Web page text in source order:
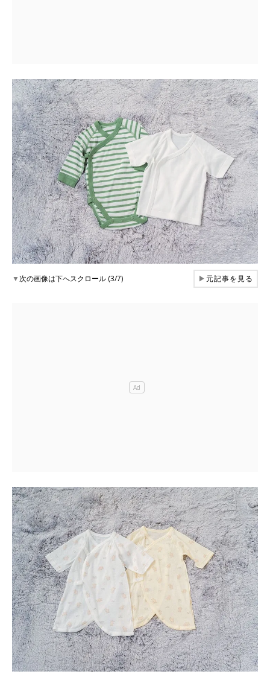
▼次の画像は下へスクロール (3/7) ▶元記事を見る